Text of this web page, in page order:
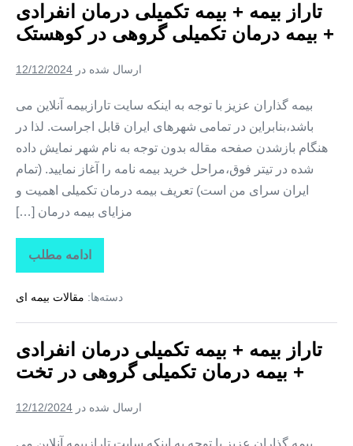
+
بیمه
درمان
تکمیلی
در
تاراز بیمه + بیمه تکمیلی درمان انفرادی
+ بیمه درمان تکمیلی گروهی در کوهستک
ارسال شده در 12/12/2024
بیمه گذاران عزیز با توجه به اینکه سایت تارازبیمه آنلاین می
باشد،بنابراین در تمامی شهرهای ایران قابل اجراست. لذا در
هنگام بازشدن صفحه مقاله بدون توجه به نام شهر نمایش داده
شده در تیتر فوق،مراحل خرید بیمه نامه را آغاز نمایید. (تمام
ایران سرای من است) تعریف بیمه درمان تکمیلی اهمیت و
مزایای بیمه درمان […]
ادامه مطلب
تاراز
بیمه
بیمه
درمان
+
بیمه
درمان
تکمیلی
در
دسته‌ها: مقالات بیمه ای
تاراز بیمه + بیمه تکمیلی درمان انفرادی
+ بیمه درمان تکمیلی گروهی در تخت
ارسال شده در 12/12/2024
بیمه گذاران عزیز با توجه به اینکه سایت تارازبیمه آنلاین می